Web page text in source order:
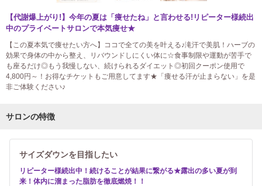
【代謝爆上がり!】今年の夏は「痩せたね」と言わせる!リピーター様続出
中のプライベートサロンで本気痩せ★
【この夏本気で痩せたい方へ】ココで全ての美を叶える♪滝汗で美肌！ハーブの
効果で身体の中から整え、リバウンドしにくい体に☆食事制限や運動が苦手で
も座るだけ◎もう我慢しない、続けられるダイエット◎初回クーポン使用で
4,800円～！お得なチケットもご用意してます★「痩せる汗が止まらない」を是
非ご体験ください♪
サロンの特徴
サイズダウンを目指したい
リピーター様続出中！続けることが結果に繋がる★露出の多い夏が到
来！体内に溜まった脂肪を徹底燃焼！！